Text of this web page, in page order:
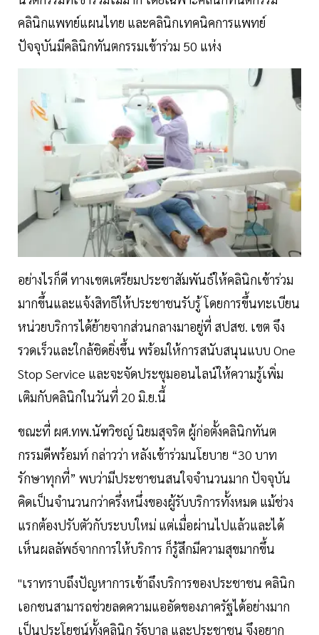
คลินิกแพทย์แผนไทย และคลินิกเทคนิคการแพทย์
ปัจจุบันมีคลินิกทันตกรรมเข้าร่วม 50 แห่ง
อย่างไรก็ดี ทางเขตเตรียมประชาสัมพันธ์ให้คลินิกเข้าร่วม
มากขึ้นและแจ้งสิทธิให้ประชาชนรับรู้ โดยการขึ้นทะเบียน
หน่วยบริการได้ย้ายจากส่วนกลางมาอยู่ที่ สปสช. เขต จึง
รวดเร็วและใกล้ชิดยิ่งขึ้น พร้อมให้การสนับสนุนแบบ One
Stop Service และจะจัดประชุมออนไลน์ให้ความรู้เพิ่ม
เติมกับคลินิกในวันที่ 20 มิ.ย.นี้
ขณะที่ ผศ.ทพ.นัฑวิชญ์ นิยมสุจริต ผู้ก่อตั้งคลินิกทันต
กรรมดีพร้อมท์ กล่าวว่า หลังเข้าร่วมนโยบาย “30 บาท
รักษาทุกที่” พบว่ามีประชาชนสนใจจำนวนมาก ปัจจุบัน
คิดเป็นจำนวนกว่าครึ่งหนึ่งของผู้รับบริการทั้งหมด แม้ช่วง
แรกต้องปรับตัวกับระบบใหม่ แต่เมื่อผ่านไปแล้วและได้
เห็นผลลัพธ์จากการให้บริการ ก็รู้สึกมีความสุขมากขึ้น
"เราทราบถึงปัญหาการเข้าถึงบริการของประชาชน คลินิก
เอกชนสามารถช่วยลดความแออัดของภาครัฐได้อย่างมาก
เป็นประโยชน์ทั้งคลินิก รัฐบาล และประชาชน จึงอยาก